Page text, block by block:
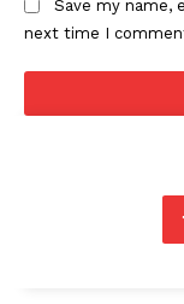
Save my name,
next time I